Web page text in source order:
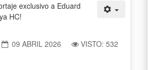
exclusivo a Eduard
HC!
09 ABRIL 2026
VISTO: 532